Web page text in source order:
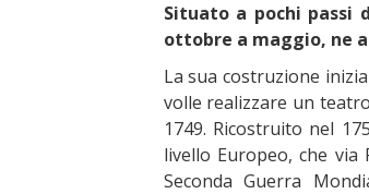
Situato a pochi passi
ottobre a maggio, ne
La sua costruzione
volle realizzare un
1749. Ricostruito nel
livello Europeo, che
Seconda Guerra